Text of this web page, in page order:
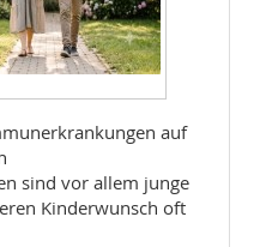
auf
sind vor allem junge
Kinderwunsch oft